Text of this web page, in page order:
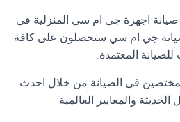
اجهزة جي ام سي المنزلية في
جي ام سي ستحصلون على كافة
المعتمدة.
فى الصيانة من خلال احدث
الحديثة والمعايير العالمية